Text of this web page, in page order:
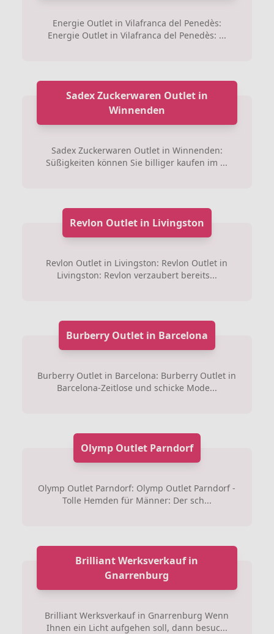
Energie Outlet in Vilafranca del Penedès:
Energie Outlet in Vilafranca del Penedès: ...
Sadex Zuckerwaren Outlet in
Winnenden
Sadex Zuckerwaren Outlet in Winnenden:
Süßigkeiten können Sie billiger kaufen im ...
Revlon Outlet in Livingston
Revlon Outlet in Livingston: Revlon Outlet in
Livingston: Revlon verzaubert bereits...
Burberry Outlet in Barcelona
Burberry Outlet in Barcelona: Burberry Outlet in
Barcelona-Zeitlose und schicke Mode...
Olymp Outlet Parndorf
Olymp Outlet Parndorf: Olymp Outlet Parndorf -
Tolle Hemden für Männer: Der sch...
Brilliant Werksverkauf in
Gnarrenburg
Brilliant Werksverkauf in Gnarrenburg Wenn
Ihnen ein Licht aufgehen soll, dann besuc...